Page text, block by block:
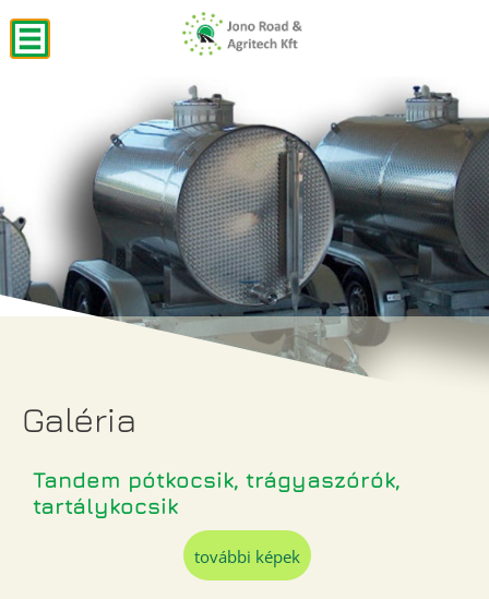
Galéria
Tandem pótkocsik, trágyaszórók,
tartálykocsik
további képek